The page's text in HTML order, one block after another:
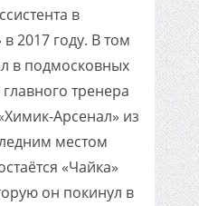
в
2017 году. В том
в подмосковных
тренера
Арсенал» из
местом
«Чайка»
он покинул в